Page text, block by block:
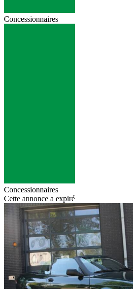
Concessionnaires
Concessionnaires
Cette annonce a expiré